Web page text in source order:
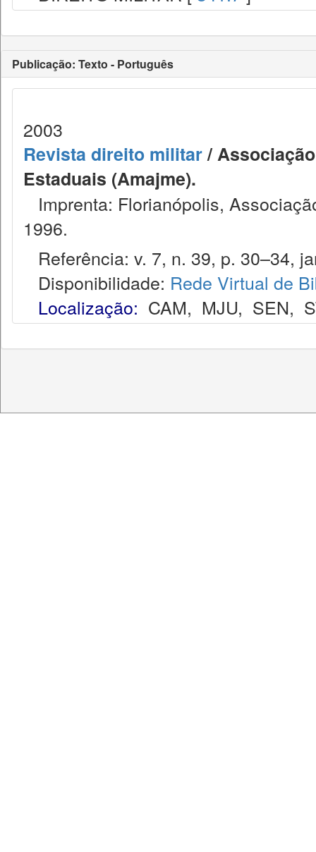
Publicação: Texto - Português
2003
Revista direito militar/
Estaduais (Amajme).
Imprenta: Florianópolis,
1996.
Referência: v. 7, n. 39, p. 30–34,
Disponibilidade: Rede Virtual de
Localização: CAM, MJU, SEN,